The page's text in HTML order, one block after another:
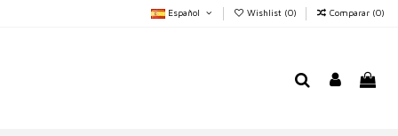
Español Wishlist (0) Comparar (0)